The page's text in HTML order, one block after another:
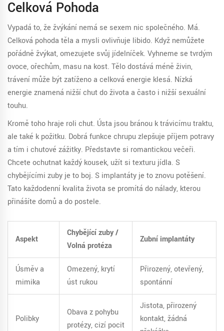
Celková Pohoda
Vypadá to, že žvýkání nemá se sexem nic společného. Má.
Celková pohoda těla a mysli ovlivňuje libido. Když nemůžete
pořádně žvýkat, omezujete svůj jídelníček. Vyhneme se tvrdým
ovoce, ořechům, masu na kost. Tělo dostává méně živin,
trávení může být zatíženo a celková energie klesá. Nízká
energie znamená nižší chuť do života a často i nižší sexuální
touhu.
Kromě toho hraje roli chuť. Ústa jsou bránou k trávicímu traktu,
ale také k požitku. Dobrá funkce chrupu zlepšuje příjem potravy
a tím i chuťové zážitky. Představte si romantickou večeři.
Chcete ochutnat každý kousek, užít si texturu jídla. S
chybějícími zuby je to boj. S implantáty je to znovu potěšení.
Tato každodenní kvalita života se promítá do nálady, kterou
přinášíte domů a do postele.
Aspekt
Chybějící zuby /
Volná protéza
Zubní implantáty
Úsměv a
mimika
Omezený, krytí
úst rukou
Přirozený, otevřený,
spontánní
Polibky
Obava z pohybu
protézy, cizí pocit
Jistota, přirozený
kontakt, žádná